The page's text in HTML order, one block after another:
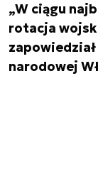
„W ciągu
rotacja wojsk
narodowej